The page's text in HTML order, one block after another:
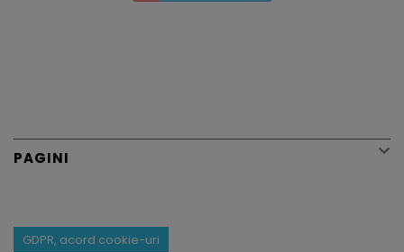
PAGINI 
GDPR, acord cookie-uri